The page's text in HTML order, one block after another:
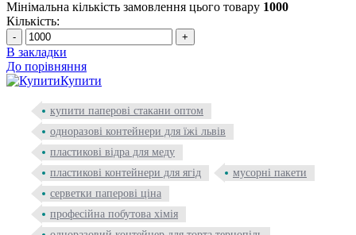
Мінімальна кількість замовлення цього товару 1000
Кількість:
- +
В закладки
До порівняння
Купити
купити паперові стакани оптом
одноразові контейнери для їжі львів
пластикові відра для меду
пластикові контейнери для ягід
мусорні пакети
серветки паперові ціна
професійна побутова хімія